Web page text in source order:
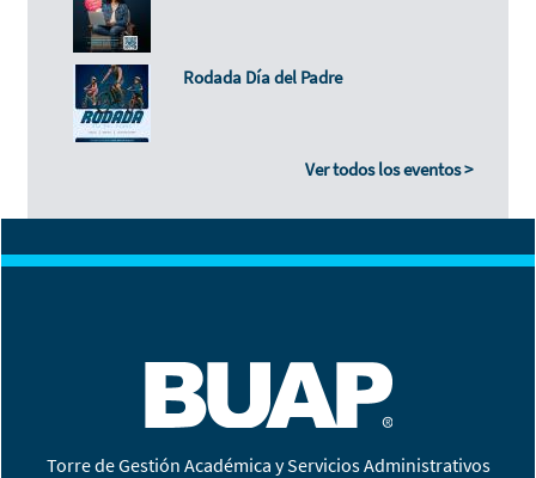
Rodada Día del Padre
Ver todos los eventos >
Torre de Gestión Académica y Servicios Administrativos